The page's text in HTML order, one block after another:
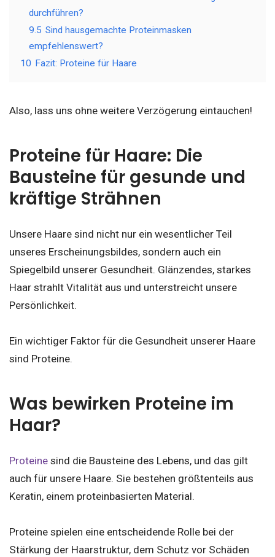
durchführen?
9.5 Sind hausgemachte Proteinmasken
empfehlenswert?
10 Fazit: Proteine für Haare
Also, lass uns ohne weitere Verzögerung eintauchen!
Proteine für Haare: Die
Bausteine für gesunde und
kräftige Strähnen
Unsere Haare sind nicht nur ein wesentlicher Teil
unseres Erscheinungsbildes, sondern auch ein
Spiegelbild unserer Gesundheit. Glänzendes, starkes
Haar strahlt Vitalität aus und unterstreicht unsere
Persönlichkeit.
Ein wichtiger Faktor für die Gesundheit unserer Haare
sind Proteine.
Was bewirken Proteine im
Haar?
Proteine sind die Bausteine des Lebens, und das gilt
auch für unsere Haare. Sie bestehen größtenteils aus
Keratin, einem proteinbasierten Material.
Proteine spielen eine entscheidende Rolle bei der
Stärkung der Haarstruktur, dem Schutz vor Schäden